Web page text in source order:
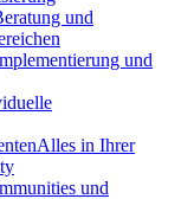
und
und
Alles in Ihrer
und